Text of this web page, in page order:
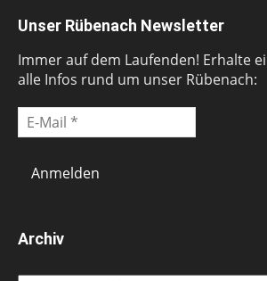
Unser Rübenach Newsletter
Immer auf dem Laufenden! Erhalte
alle Infos rund um unser Rübenach:
Archiv
Archiv